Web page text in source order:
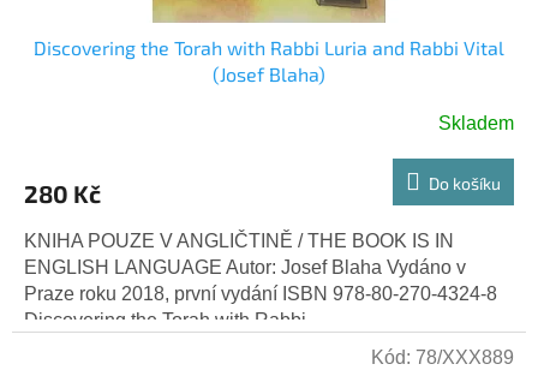
Discovering the Torah with Rabbi Luria and Rabbi Vital
(Josef Blaha)
Skladem
280 Kč Do košíku
KNIHA POUZE V ANGLIČTINĚ / THE BOOK IS IN
ENGLISH LANGUAGE Autor: Josef Blaha Vydáno v
Praze roku 2018, první vydání ISBN 978-80-270-4324-8
Discovering the Torah with Rabbi...
Kód: 78/XXX889